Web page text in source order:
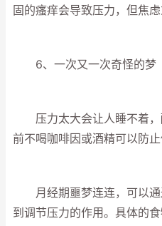
固的瘙痒会导致压力，但焦
6、一次又一次奇怪的梦
压力太大会让人睡不着，
前不喝咖啡因或酒精可以防止
月经期噩梦连连，可以通
到调节压力的作用。具体的食